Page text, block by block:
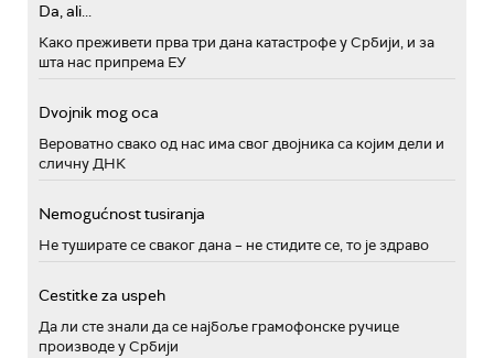
Da, ali...
Како преживети прва три дана катастрофе у Србији, и за
шта нас припрема ЕУ
Dvojnik mog oca
Вероватно свако од нас има свог двојника са којим дели и
сличну ДНК
Nemogućnost tusiranja
Не туширате се сваког дана – не стидите се, то је здраво
Cestitke za uspeh
Да ли сте знали да се најбоље грамофонске ручице
производе у Србији